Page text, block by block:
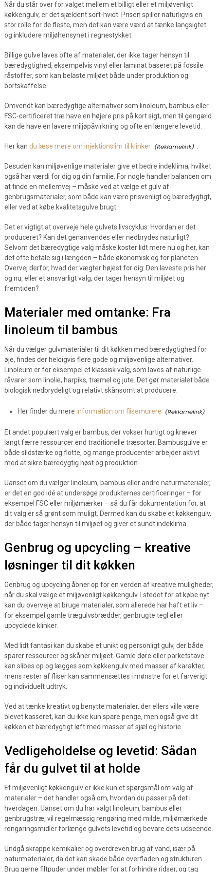
Når du står over for valget mellem et billigt eller et miljøvenligt
køkkengulv, er det sjældent sort-hvidt. Prisen spiller naturligvis en
stor rolle for de fleste, men det kan være værd at tænke langsigtet
og inkludere miljøhensynet i regnestykket.
Billige gulve laves ofte af materialer, der ikke tager hensyn til
bæredygtighed, eksempelvis vinyl eller laminat baseret på fossile
råstoffer, som kan belaste miljøet både under produktion og
bortskaffelse.
Omvendt kan bæredygtige alternativer som linoleum, bambus eller
FSC-certificeret træ have en højere pris på kort sigt, men til gengæld
kan de have en lavere miljøpåvirkning og ofte en længere levetid.
Her kan du læse mere om injektionslim til klinker
Desuden kan miljøvenlige materialer give et bedre indeklima, hvilket
også har værdi for dig og din familie. For nogle handler balancen om
at finde en mellemvej – måske ved at vælge et gulv af
genbrugsmaterialer, som både kan være prisvenligt og bæredygtigt,
eller ved at købe kvalitetsgulve brugt.
Det er vigtigt at overveje hele gulvets livscyklus: Hvordan er det
produceret? Kan det genanvendes eller nedbrydes naturligt?
Selvom det bæredygtige valg måske koster lidt mere nu og her, kan
det ofte betale sig i længden – både økonomisk og for planeten.
Overvej derfor, hvad der vægter højest for dig: Den laveste pris her
og nu, eller et ansvarligt valg, der tager hensyn til miljøet og
fremtiden?
Materialer med omtanke: Fra
linoleum til bambus
Når du vælger gulvmaterialer til dit køkken med bæredygtighed for
øje, findes der heldigvis flere gode og miljøvenlige alternativer.
Linoleum er for eksempel et klassisk valg, som laves af naturlige
råvarer som linolie, harpiks, træmel og jute. Det gør materialet både
biologisk nedbrydeligt og relativt skånsomt at producere.
Her finder du mere information om flisemurere
Et andet populært valg er bambus, der vokser hurtigt og kræver
langt færre ressourcer end traditionelle træsorter. Bambusgulve er
både slidstærke og flotte, og mange producenter arbejder aktivt
med at sikre bæredygtig høst og produktion.
Uanset om du vælger linoleum, bambus eller andre naturmaterialer,
er det en god idé at undersøge produkternes certificeringer – for
eksempel FSC eller miljømærker – så du får dokumentation for, at
dit valg er så grønt som muligt. Dermed kan du skabe et køkkengulv,
der både tager hensyn til miljøet og giver et sundt indeklima.
Genbrug og upcycling – kreative
løsninger til dit køkken
Genbrug og upcycling åbner op for en verden af kreative muligheder,
når du skal vælge et miljøvenligt køkkengulv. I stedet for at købe nyt
kan du overveje at bruge materialer, som allerede har haft et liv –
for eksempel gamle trægulvsbrædder, genbrugte tegl eller
upcyclede klinker.
Med lidt fantasi kan du skabe et unikt og personligt gulv, der både
sparer ressourcer og skåner miljøet. Gamle døre eller parketstave
kan slibes op og lægges som køkkengulv med masser af karakter,
mens rester af fliser kan sammensættes i mønstre for et farverigt
og individuelt udtryk.
Ved at tænke kreativt og benytte materialer, der ellers ville være
blevet kasseret, kan du ikke kun spare penge, men også give dit
køkken et bæredygtigt løft med masser af sjæl og historie.
Vedligeholdelse og levetid: Sådan
får du gulvet til at holde
Et miljøvenligt køkkengulv er ikke kun et spørgsmål om valg af
materialer – det handler også om, hvordan du passer på det i
hverdagen. Uanset om du har valgt linoleum, bambus eller
genbrugstræ, vil regelmæssig rengøring med milde, miljømærkede
rengøringsmidler forlænge gulvets levetid og bevare dets udseende.
Undgå skrappe kemikalier og overdreven brug af vand, især på
naturmaterialer, da det kan skade både overfladen og strukturen.
Brug gerne filtpuder under møbler for at forhindre ridser, og tag